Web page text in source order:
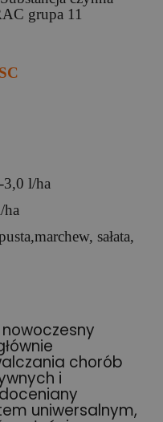
grupa 11
l/ha
ha
sałata,
nowoczesny
chorób
i
uniwersalnym,